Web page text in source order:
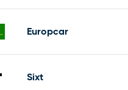
Europcar
Sixt